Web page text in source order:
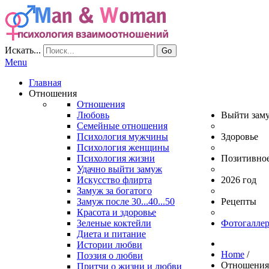
Искать... Go
Menu
Главная
Отношения
Отношения
Любовь
Семейные отношения
Психология мужчины
Психология женщины
Психология жизни
Выйти
Удачно выйти замуж
Искусство флирта
Замуж за богатого
Замуж после 30...40...50
Здоровье
Красота и здоровье
Зеленые коктейли
Диета и питание
Истории любви
Поэзия о любви
Притчи о жизни и любви
2026 год
Рецепты
Home /
Отношения